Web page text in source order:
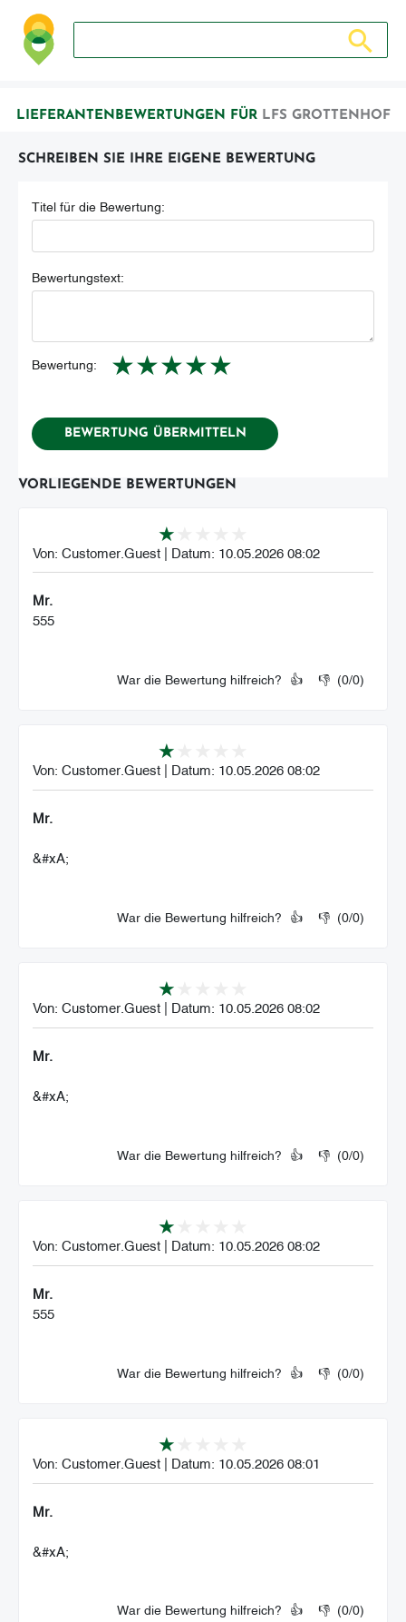
Suche nach: Zum Beispiel Wein, Fleisch, Keramik,
Suche
LIEFERANTENBEWERTUNGEN FÜR LFS GROTTENHOF
SCHREIBEN SIE IHRE EIGENE BEWERTUNG
Titel für die Bewertung:
Bewertungstext:
Bewertung: ★ ★ ★ ★ ★
VORLIEGENDE BEWERTUNGEN
Von: Customer.Guest Datum: 10.05.2026 08:02
Mr.
555
War die Bewertung hilfreich? 👍 👎 (0/0)
Von: Customer.Guest Datum: 10.05.2026 08:02
Mr.
&#xA;
War die Bewertung hilfreich? 👍 👎 (0/0)
Von: Customer.Guest Datum: 10.05.2026 08:02
Mr.
&#xA;
War die Bewertung hilfreich? 👍 👎 (0/0)
Von: Customer.Guest Datum: 10.05.2026 08:02
Mr.
555
War die Bewertung hilfreich? 👍 👎 (0/0)
Von: Customer.Guest Datum: 10.05.2026 08:01
Mr.
&#xA;
War die Bewertung hilfreich? 👍 👎 (0/0)